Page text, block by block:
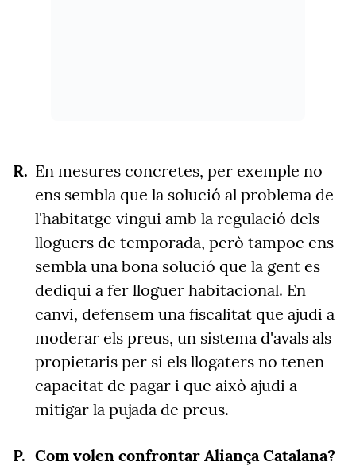
En mesures concretes, per exemple no
ens sembla que la solució al problema de
l'habitatge vingui amb la regulació dels
lloguers de temporada, però tampoc ens
sembla una bona solució que la gent es
dediqui a fer lloguer habitacional. En
canvi, defensem una fiscalitat que ajudi a
moderar els preus, un sistema d'avals als
propietaris per si els llogaters no tenen
capacitat de pagar i que això ajudi a
mitigar la pujada de preus.
Com volen confrontar Aliança Catalana?